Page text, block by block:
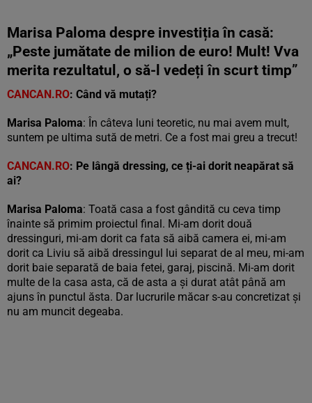
Marisa Paloma despre investiția în casă:
„Peste jumătate de milion de euro! Mult! Vva
merita rezultatul, o să-l vedeți în scurt timp”
CANCAN.RO: Când vă mutați?
Marisa Paloma: În câteva luni teoretic, nu mai avem mult,
suntem pe ultima sută de metri. Ce a fost mai greu a trecut!
CANCAN.RO: Pe lângă dressing, ce ți-ai dorit neapărat să
ai?
Marisa Paloma: Toată casa a fost gândită cu ceva timp
înainte să primim proiectul final. Mi-am dorit două
dressinguri, mi-am dorit ca fata să aibă camera ei, mi-am
dorit ca Liviu să aibă dressingul lui separat de al meu, mi-am
dorit baie separată de baia fetei, garaj, piscină. Mi-am dorit
multe de la casa asta, că de asta a și durat atât până am
ajuns în punctul ăsta. Dar lucrurile măcar s-au concretizat și
nu am muncit degeaba.